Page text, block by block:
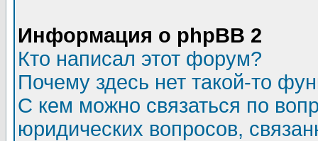
Информация о phpBB 2
Кто написал этот форум?
Почему здесь нет такой-то
С кем можно связаться по
юридических вопросов,